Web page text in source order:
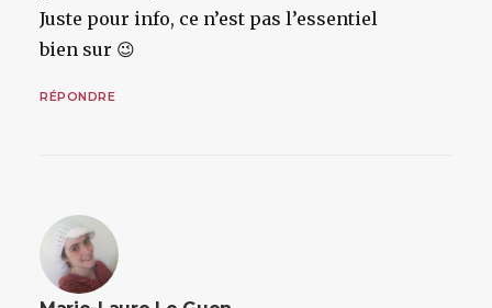
Juste pour info, ce n’est pas l’essentiel
bien sur 😉
RÉPONDRE